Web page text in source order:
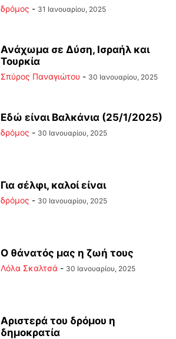
δρόμος - 31 Ιανουαρίου, 2025
Ανάχωμα σε Δύση, Ισραήλ και
Τουρκία
Σπύρος Παναγιώτου - 30 Ιανουαρίου, 2025
Εδώ είναι Βαλκάνια (25/1/2025)
δρόμος - 30 Ιανουαρίου, 2025
Για σέλφι, καλοί είναι
δρόμος - 30 Ιανουαρίου, 2025
Ο θάνατός μας η ζωή τους
Λόλα Σκαλτσά - 30 Ιανουαρίου, 2025
Αριστερά του δρόμου η
δημοκρατία